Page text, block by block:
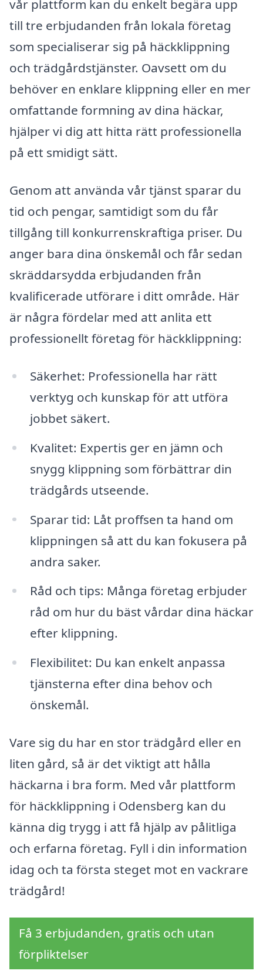
vår plattform kan du enkelt begära upp
till tre erbjudanden från lokala företag
som specialiserar sig på häckklippning
och trädgårdstjänster. Oavsett om du
behöver en enklare klippning eller en mer
omfattande formning av dina häckar,
hjälper vi dig att hitta rätt professionella
på ett smidigt sätt.
Genom att använda vår tjänst sparar du
tid och pengar, samtidigt som du får
tillgång till konkurrenskraftiga priser. Du
anger bara dina önskemål och får sedan
skräddarsydda erbjudanden från
kvalificerade utförare i ditt område. Här
är några fördelar med att anlita ett
professionellt företag för häckklippning:
Säkerhet: Professionella har rätt
verktyg och kunskap för att utföra
jobbet säkert.
Kvalitet: Expertis ger en jämn och
snygg klippning som förbättrar din
trädgårds utseende.
Sparar tid: Låt proffsen ta hand om
klippningen så att du kan fokusera på
andra saker.
Råd och tips: Många företag erbjuder
råd om hur du bäst vårdar dina häckar
efter klippning.
Flexibilitet: Du kan enkelt anpassa
tjänsterna efter dina behov och
önskemål.
Vare sig du har en stor trädgård eller en
liten gård, så är det viktigt att hålla
häckarna i bra form. Med vår plattform
för häckklippning i Odensberg kan du
känna dig trygg i att få hjälp av pålitliga
och erfarna företag. Fyll i din information
idag och ta första steget mot en vackrare
trädgård!
Få 3 erbjudanden, gratis och utan
förpliktelser